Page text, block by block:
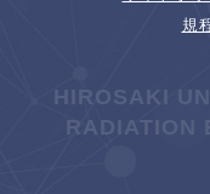
規
HIROSAKI
RADIATION